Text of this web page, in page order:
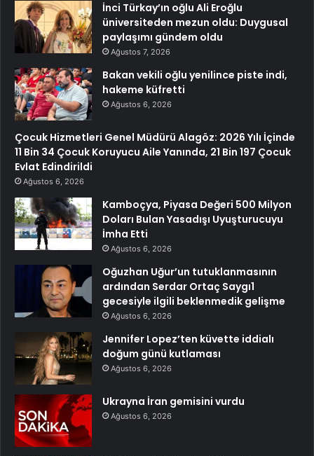
İnci Türkay’ın oğlu Ali Eroğlu
üniversiteden mezun oldu: Duygusal
paylaşımı gündem oldu
Ağustos 7, 2026
Bakan vekili oğlu yenilince piste indi,
hakeme küfretti
Ağustos 6, 2026
Çocuk Hizmetleri Genel Müdürü Alagöz: 2026 Yılı İçinde
11 Bin 34 Çocuk Koruyucu Aile Yanında, 21 Bin 197 Çocuk
Evlat Edindirildi
Ağustos 6, 2026
Kamboçya, Piyasa Değeri 500 Milyon
Doları Bulan Yasadışı Uyuşturucuyu
İmha Etti
Ağustos 6, 2026
Oğuzhan Uğur’un tutuklanmasının
ardından Serdar Ortaç Saygı1
gecesiyle ilgili beklenmedik gelişme
Ağustos 6, 2026
Jennifer Lopez’ten küvette iddialı
doğum günü kutlaması
Ağustos 6, 2026
Ukrayna İran gemisini vurdu
Ağustos 6, 2026